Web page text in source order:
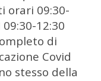
orari 09:30-
12:30
di
Covid
stesso della